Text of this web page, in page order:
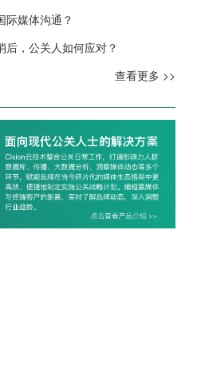
际媒体沟通？
后，公关人如何应对？
查看更多 >>